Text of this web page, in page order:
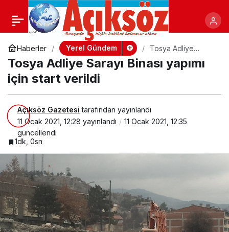
Haberler Yerel Gündem
Tosya Adliye
için start verildi
Tosya Adliye Sarayı Binası yapımı
için start verildi
Açıksöz Gazetesi tarafından yayınlandı
11 Ocak 2021, 12:28 yayınlandı
11 Ocak 2021, 12:35
güncellendi
1dk, 0sn
Tosya Adliye Sarayı Binası
yapımı için start verildi